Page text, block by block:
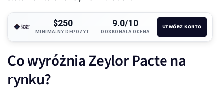
$250
MINIMALNY DEPOZYT
9.0/10
DOSKONAŁA OCENA
UTWÓRZ KONTO
Co wyróżnia Zeylor Pacte na
rynku?